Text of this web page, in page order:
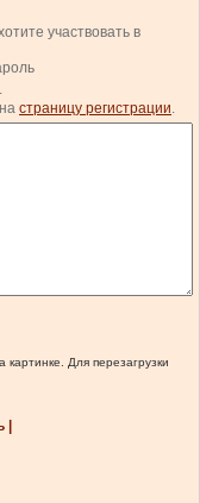
участвовать в
.
страницу регистрации.
Для перезагрузки